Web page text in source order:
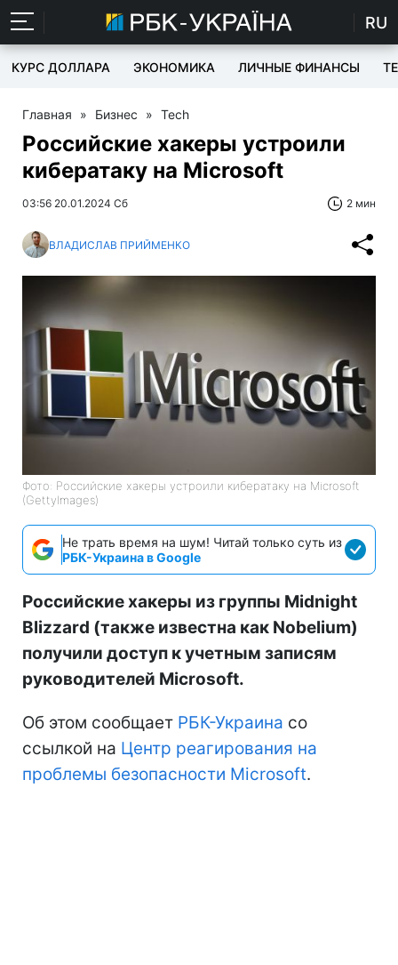
RU
КУРС ДОЛЛАРА ЭКОНОМИКА ЛИЧНЫЕ ФИНАНСЫ
Главная » Бизнес » Tech
Российские хакеры устроили
кибератаку на Microsoft
03:56 20.01.2024 Сб 2 мин
ВЛАДИСЛАВ ПРИЙМЕНКО
Фото: Российские хакеры устроили кибератаку на Microsoft
(GettyImages)
Не трать время на шум! Читай только суть из
РБК-Украина в Google
Российские хакеры из группы Midnight
Blizzard (также известна как Nobelium)
получили доступ к учетным записям
руководителей Microsoft.
Об этом сообщает РБК-Украина со
ссылкой на Центр реагирования на
проблемы безопасности Microsoft.